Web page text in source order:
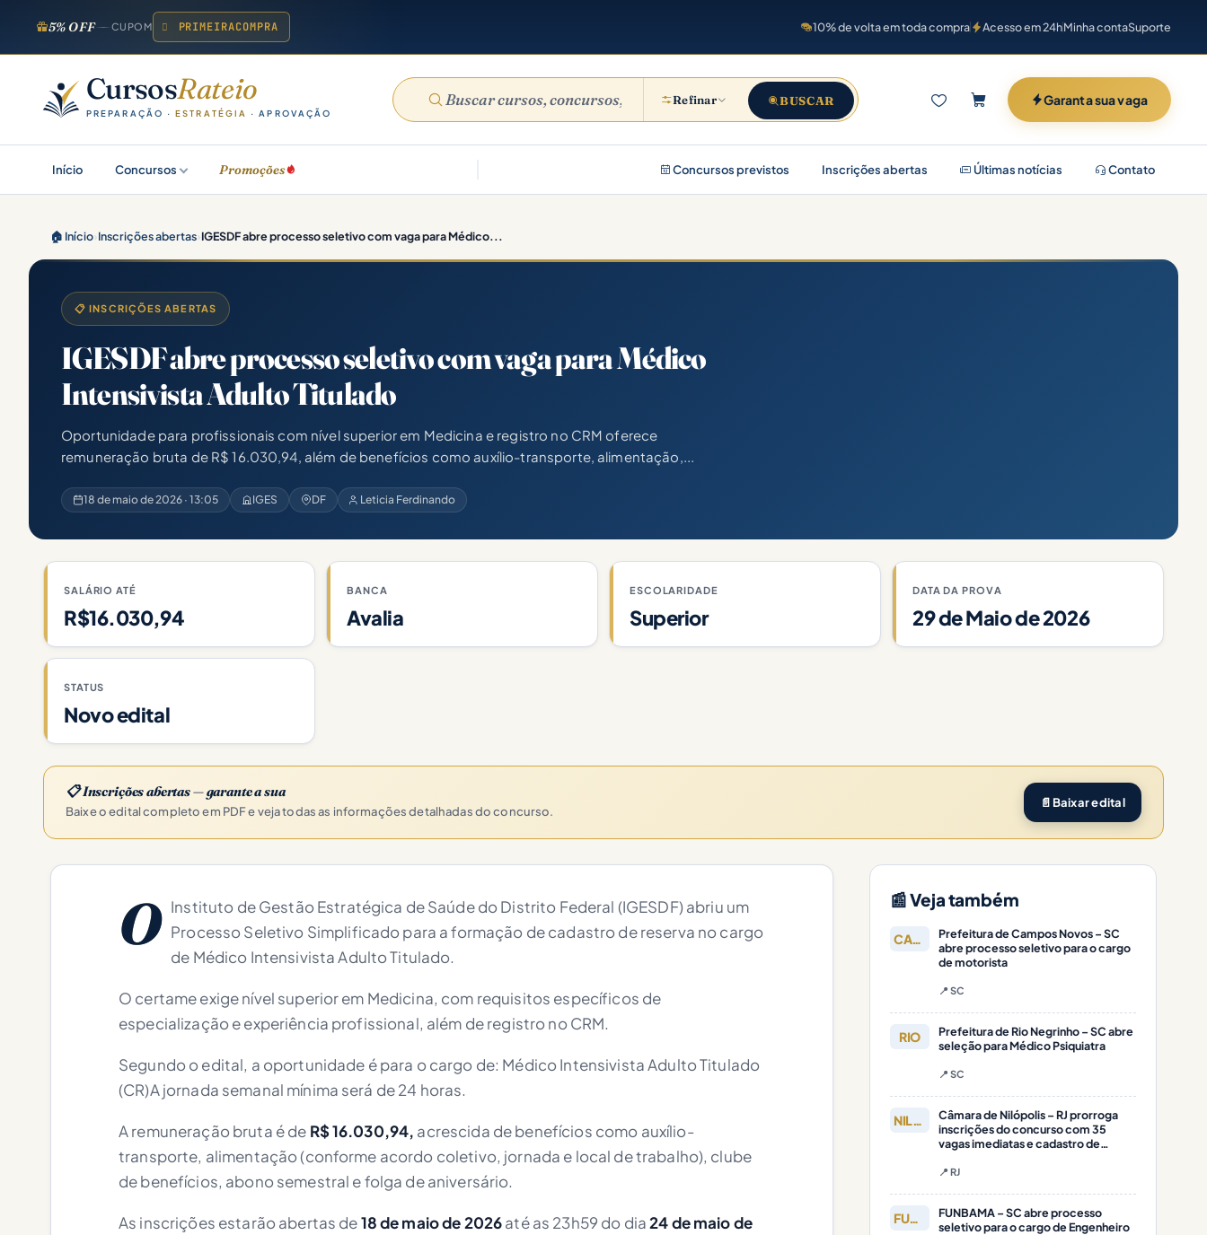
5% OFF CUPOM PRIMEIRACOMPRA 10% de volta em toda compra Acesso em 24hMinha contaSuporte
CursosRateio
PREPARAÇÃO ·ESTRATÉGIA · APROVAÇÃO
Refinar BUSCAR Garanta sua vaga
Início Concursos Promoções Concursos previstos Inscrições abertas Últimas notícias Contato
🏠 Início›Inscrições abertas›IGESDF abre processo seletivo com vaga para Médico...
📋 INSCRIÇÕES ABERTAS
IGESDF abre processo seletivo com vaga para Médico
Intensivista Adulto Titulado
Oportunidade para profissionais com nível superior em Medicina e registro no CRM oferece
remuneração bruta de R$ 16.030,94, além de benefícios como auxílio-transporte, alimentação,...
18 de maio de 2026 · 13:05 IGES DF Leticia Ferdinando
SALÁRIO ATÉ
R$16.030,94
BANCA
Avalia
ESCOLARIDADE
Superior
DATA DA PROVA
29 de Maio de 2026
STATUS
Novo edital
📋 Inscrições abertas — garante a sua
Baixe o edital completo em PDF e veja todas as informações detalhadas do concurso.
📄 Baixar edital
O Instituto de Gestão Estratégica de Saúde do Distrito Federal (IGESDF) abriu um
Processo Seletivo Simplificado para a formação de cadastro de reserva no cargo
de Médico Intensivista Adulto Titulado.
O certame exige nível superior em Medicina, com requisitos específicos de
especialização e experiência profissional, além de registro no CRM.
Segundo o edital, a oportunidade é para o cargo de: Médico Intensivista Adulto Titulado
(CR)A jornada semanal mínima será de 24 horas.
A remuneração bruta é de R$ 16.030,94, acrescida de benefícios como auxílio-
transporte, alimentação (conforme acordo coletivo, jornada e local de trabalho), clube
de benefícios, abono semestral e folga de aniversário.
As inscrições estarão abertas de18 de maio de 2026até as 23h59 do dia24 de maio de
📰 Veja também
CAMPOS
Prefeitura de Campos Novos – SC
abre processo seletivo para o cargo
de motorista
📍 SC
RIO
Prefeitura de Rio Negrinho – SC abre
seleção para Médico Psiquiatra
📍 SC
NILÓPOLIS
Câmara de Nilópolis – RJ prorroga
inscrições do concurso com 35
vagas imediatas e cadastro de
📍 RJ
FUNBAMA
FUNBAMA – SC abre processo
seletivo para o cargo de Engenheiro